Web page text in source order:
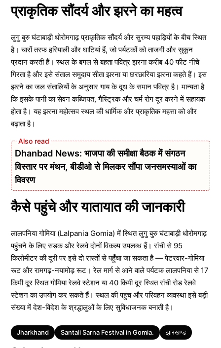
प्राकृतिक सौंदर्य और झरने का महत्व
लुगु बुरु घंटाबाड़ी धोरोमगाढ़ प्राकृतिक सौंदर्य और सुरम्य पहाड़ियों के बीच स्थित
है। चारों तरफ हरियाली और घाटियां हैं, जो पर्यटकों को ताजगी और सुकून
प्रदान करती हैं। स्थल के बगल से बहता पवित्र झरना करीब 40 फीट नीचे
गिरता है और इसे संताल समुदाय सीता झरना या छरछारिया झरना कहते हैं। इस
झरने का जल संतालियों के अनुसार गाय के दूध के समान पवित्र है। मान्यता है
कि इसके पानी का सेवन कब्जियत, गैस्ट्रिक और चर्म रोग दूर करने में सहायक
होता है। यह झरना महोत्सव स्थल की धार्मिक और प्राकृतिक महत्ता को और
बढ़ाता है।
Dhanbad News: भाजपा की समीक्षा बैठक में संगठन
विस्तार पर मंथन, बीडीओ से मिलकर सौंपा जनसमस्याओं का
विवरण
कैसे पहुंचे और यातायात की जानकारी
लालपनिया गोमिया (Lalpania Gomia) में स्थित लुगु बुरु घंटाबाड़ी धोरोमगाढ़
पहुंचने के लिए सड़क और रेलवे दोनों विकल्प उपलब्ध हैं। रांची से 95
किलोमीटर की दूरी पर इसे दो रास्तों से पहुँचा जा सकता है — पेटरवार-गोमिया
रूट और रामगढ़-नयामोड़ रूट। रेल मार्ग से आने वाले पर्यटक लालपनिया से 17
किमी दूर स्थित गोमिया रेलवे स्टेशन या 40 किमी दूर स्थित रांची रोड रेलवे
स्टेशन का उपयोग कर सकते हैं। स्थल की पहुंच और परिवहन व्यवस्था इसे बड़ी
संख्या में देश-विदेश के श्रद्धालुओं के लिए सुविधाजनक बनाती है।
Tags
Jharkhand Santali Sarna Festival in Gomia. झारखण्ड